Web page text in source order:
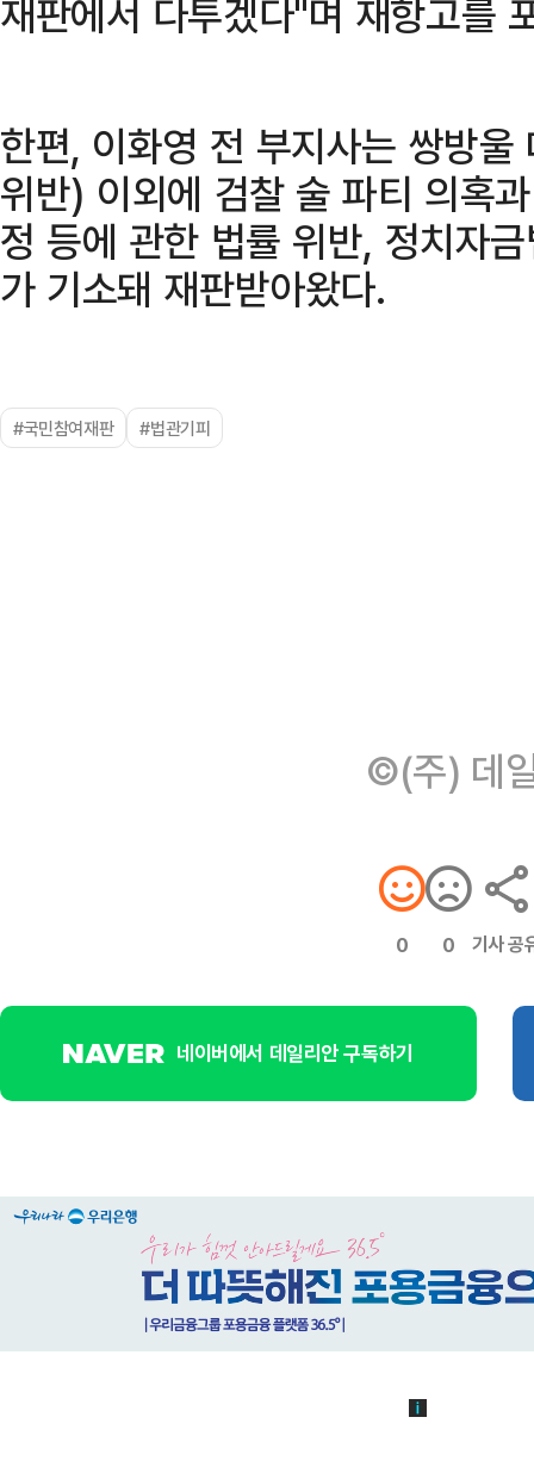
재판에서 다투겠다"며 재항고를
한편, 이화영 전 부지사는 쌍방
위반) 이외에 검찰 술 파티 의혹
정 등에 관한 법률 위반, 정치자
가 기소돼 재판받아왔다.
#국민참여재판 #법관기피
©(주) 데
0 0 기사 공
네이버에서 데일리안 구독하기